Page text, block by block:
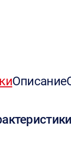
Описание